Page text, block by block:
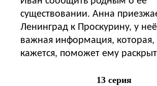
существовании. Анна
Ленинград к Проскурину, у неё
важная информация, которая,
кажется, поможет ему
13 серия